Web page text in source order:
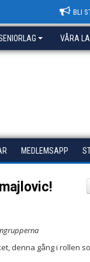
BLI
VÅRA
MEDLEMSAPP
denna gång i rollen